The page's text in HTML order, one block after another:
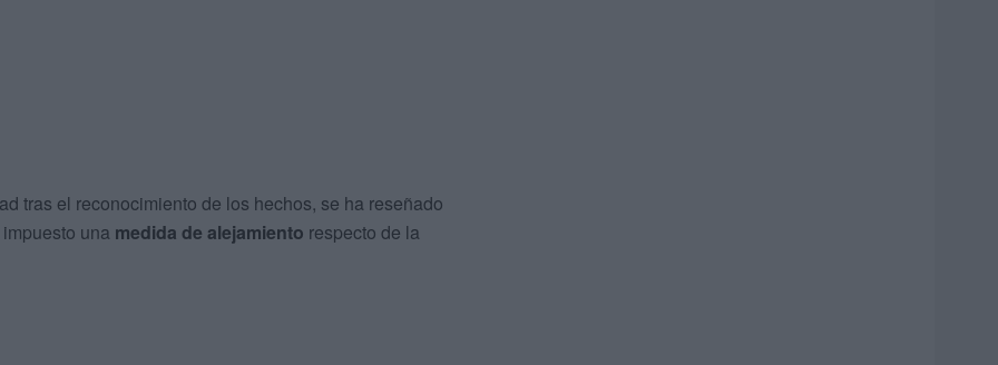
tras el reconocimiento de los hechos, se ha reseñado
una medida de alejamiento respecto de la